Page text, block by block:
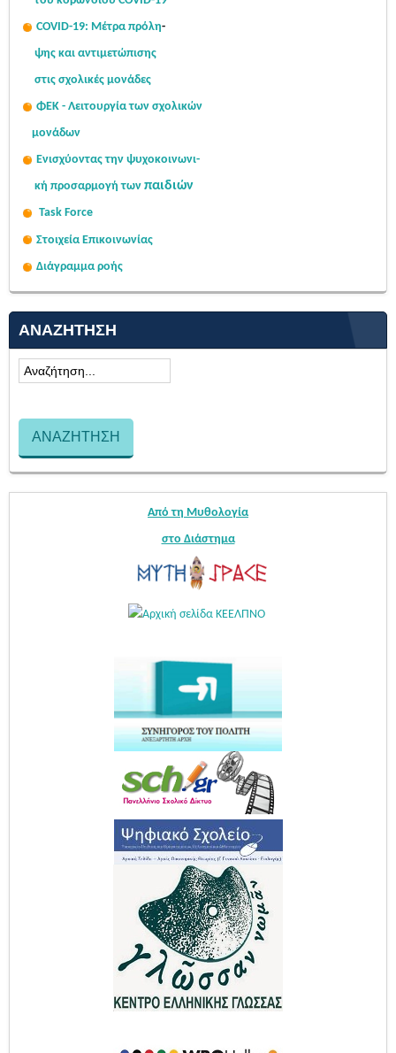
COVID-19: Μέτρα πρόλη-
ψης και αντιμετώπισης
στις σχολικές μονάδες
ΦΕΚ - Λειτουργία των σχολικών
μονάδων
Ενισχύοντας την ψυχοκοινωνι-
κή προσαρμογή των παιδιών
Task Force
Στοιχεία Επικοινωνίας
Διάγραμμα ροής
ΑΝΑΖΉΤΗΣΗ
Από τη Μυθολογία
στο Διάστημα